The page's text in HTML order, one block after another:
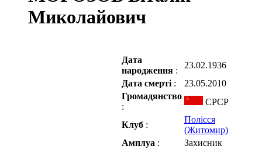
Миколайович
Дата
народження :
23.02.1936
Дата смерті :
23.05.2010
Громадянство
:
СРСР
Клуб :
Полісся
(Житомир)
Амплуа : Захисник